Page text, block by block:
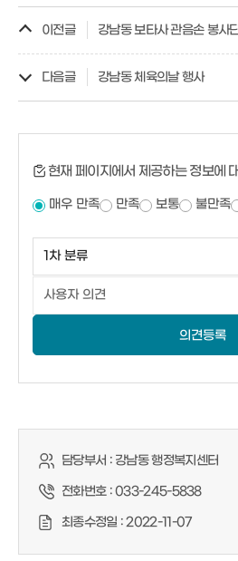
이전글 강남동 보타사 관음손 봉사
다음글 강남동 체육의날 행사
현재 페이지에서 제공하는 정보에
매우 만족 만족 보통 불만족
의견등록
담당부서 :강남동 행정복지센터
전화번호 :033-245-5838
최종수정일 :2022-11-07